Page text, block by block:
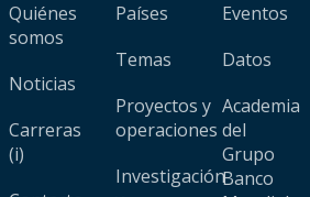
Quiénes
somos
Noticias
Carreras
(i)
Países
Temas
Proyectos y
operaciones
Investigación
Eventos
Datos
Academia
del
Grupo
Banco